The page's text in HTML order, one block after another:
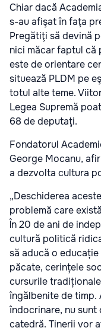
Chiar dacă
s-au afişat în faţa
Pregătiţi să devină
nici măcar faptul că
este de orientare
situează PLDM pe
totul alte teme.
Legea Supremă
68 de deputaţi.
Fondatorul
George Mocanu,
a dezvolta cultura
„Deschiderea
problemă care
În 20 de ani de
cultură politică
să aducă o
păcate, cerințele
cursurile
îngălbenite de timp.
îndocrinare, nu
catedră. Tinerii vor